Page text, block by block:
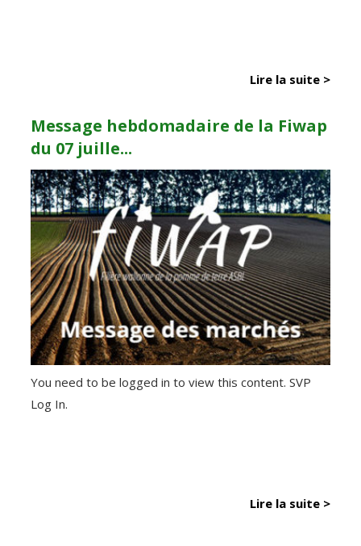
Lire la suite >
Message hebdomadaire de la Fiwap
du 07 juille...
You need to be logged in to view this content. SVP
Log In.
Lire la suite >